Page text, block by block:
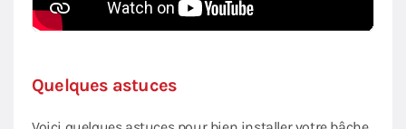
Quelques astuces